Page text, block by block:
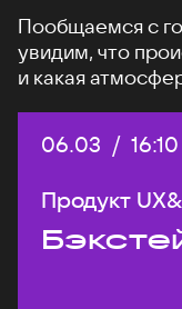
Пообщаемся с
увидим, что
и какая
Дата:
06.03 / 16:10
Продукт